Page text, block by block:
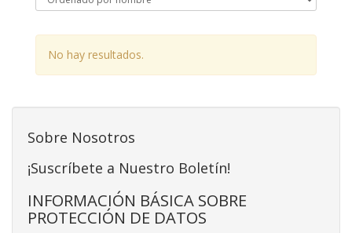
No hay resultados.
Sobre Nosotros
¡Suscríbete a Nuestro Boletín!
INFORMACIÓN BÁSICA SOBRE
PROTECCIÓN DE DATOS